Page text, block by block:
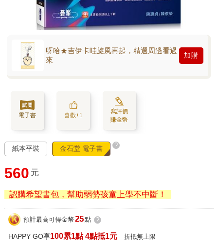
呀哈★吉伊卡哇旋風再起，精選周邊看過
來
加購
電子書 喜歡+1
寫評價
賺金幣
紙本平裝 金石堂 電子書 ?
560 元
認購希望書包，幫助弱勢孩童上學不中斷！
預計最高可得金幣 25點 ?
HAPPY GO享100累1點 4點抵1元 折抵無上限